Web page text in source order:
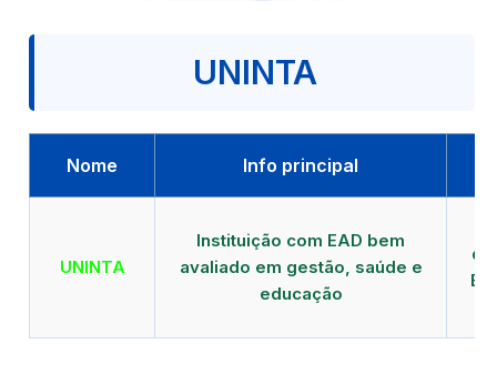
UNINTA
Nome Info principal
UNINTA
Instituição com EAD bem
avaliado em gestão, saúde e
educação